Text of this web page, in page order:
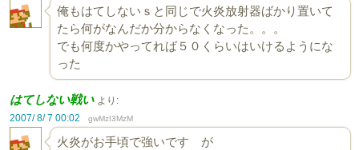
俺もはてしないｓと同じで火炎放射器ばかり置いて
たら何がなんだか分からなくなった。。。
でも何度かやってれば５０くらいはいけるようにな
った
はてしない戦い より:
2007/ 8/ 7 00:02
gwMzI3MzM
火炎がお手頃で強いです が